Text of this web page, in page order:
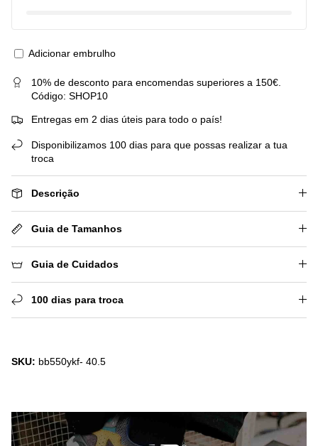
Adicionar embrulho
10% de desconto para encomendas superiores a 150€.
Código: SHOP10
Entregas em 2 dias úteis para todo o país!
Disponibilizamos 100 dias para que possas realizar a tua
troca
Descrição
Guia de Tamanhos
Guia de Cuidados
100 dias para troca
SKU: bb550ykf- 40.5